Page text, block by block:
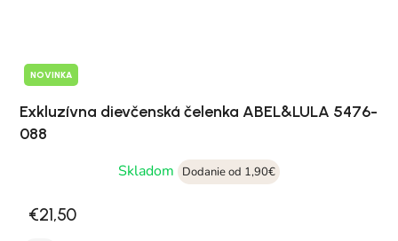
NOVINKA
Exkluzívna dievčenská čelenka ABEL&LULA 5476-
088
Skladom
Dodanie od 1,90€
€21,50